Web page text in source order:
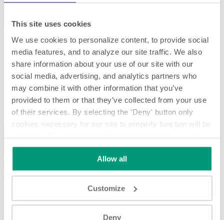
This site uses cookies
We use cookies to personalize content, to provide social
media features, and to analyze our site traffic. We also
share information about your use of our site with our
social media, advertising, and analytics partners who
may combine it with other information that you’ve
provided to them or that they’ve collected from your use
of their services. By selecting the 'Deny' button only
cookies necessary for our site to properly function will be
activated. By selecting the 'Customize' button you can
choose the individual categories of cookies you want to
Read the complete cookie policy.
Allow all
Customize
Deny
Caractéristiques / Avantages